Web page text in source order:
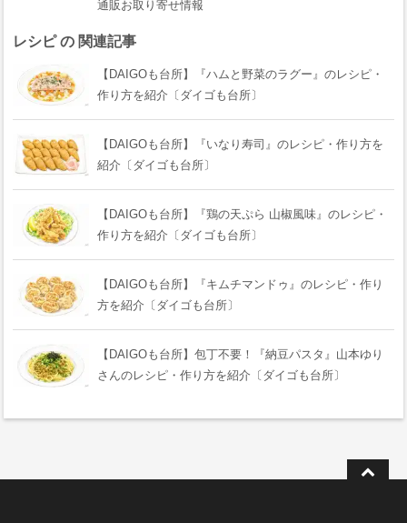
通販お取り寄せ情報
レシピ の 関連記事
【DAIGOも台所】『ハムと野菜のラグー』のレシピ・
作り方を紹介〔ダイゴも台所〕
【DAIGOも台所】『いなり寿司』のレシピ・作り方を
紹介〔ダイゴも台所〕
【DAIGOも台所】『鶏の天ぷら 山椒風味』のレシピ・
作り方を紹介〔ダイゴも台所〕
【DAIGOも台所】『キムチマンドゥ』のレシピ・作り
方を紹介〔ダイゴも台所〕
【DAIGOも台所】包丁不要！『納豆パスタ』山本ゆり
さんのレシピ・作り方を紹介〔ダイゴも台所〕